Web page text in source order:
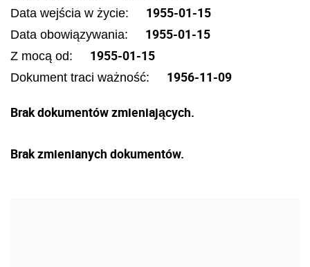
Data wejścia w życie: 1955-01-15
Data obowiązywania: 1955-01-15
Z mocą od: 1955-01-15
Dokument traci ważność: 1956-11-09
Brak dokumentów zmieniających.
Brak zmienianych dokumentów.